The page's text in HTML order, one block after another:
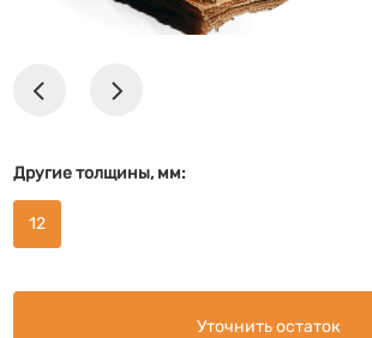
Другие толщины, мм:
12
Уточнить остаток